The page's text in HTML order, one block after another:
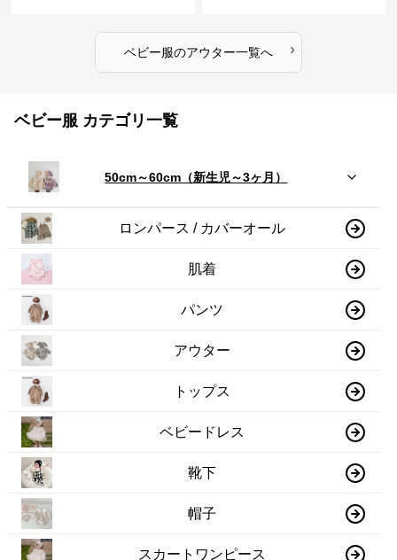
ベビー服のアウター一覧へ ›
ベビー服 カテゴリ一覧
50cm～60cm（新生児～3ヶ月）
ロンパース / カバーオール
肌着
パンツ
アウター
トップス
ベビードレス
靴下
帽子
スカートワンピース